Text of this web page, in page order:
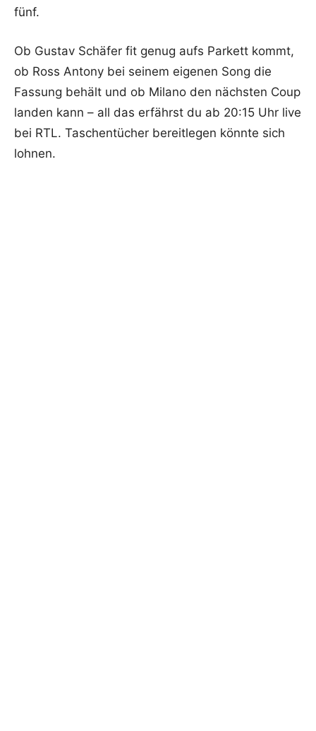
fünf.
Ob Gustav Schäfer fit genug aufs Parkett kommt,
ob Ross Antony bei seinem eigenen Song die
Fassung behält und ob Milano den nächsten Coup
landen kann – all das erfährst du ab 20:15 Uhr live
bei RTL. Taschentücher bereitlegen könnte sich
lohnen.